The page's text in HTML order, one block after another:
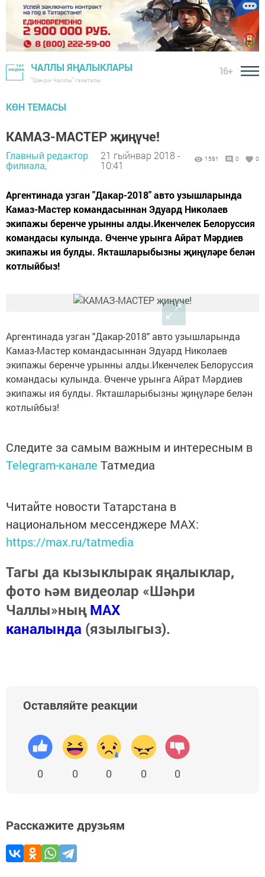
ЧАЛЛЫ ЯҢАЛЫКЛАРЫ
"Шәһри Чаллы" газетасы
16+
КӨН ТЕМАСЫ
КАМАЗ-МАСТЕР җиңүче!
Главный редактор
филиала,
21 гыйнвар 2018 -
10:41
1581 0 0
Аргентинада узган "Дакар-2018" авто узышларында
Камаз-Мастер командасыннан Эдуард Николаев
экипажы беренче урынны алды.Икенчелек Белоруссия
командасы кулында. Өченче урынга Айрат Мәрдиев
экипажы ия булды. Якташларыбызны җиңүләре белән
котлыйбыз!
Аргентинада узган "Дакар-2018" авто узышларында
Камаз-Мастер командасыннан Эдуард Николаев
экипажы беренче урынны алды.Икенчелек Белоруссия
командасы кулында. Өченче урынга Айрат Мәрдиев
экипажы ия булды. Якташларыбызны җиңүләре белән
котлыйбыз!
Следите за самым важным и интересным в
Telegram-канале Татмедиа
Читайте новости Татарстана в
национальном мессенджере MАХ:
https://max.ru/tatmedia
Тагы да кызыклырак яңалыклар,
фото һәм видеолар «Шәһри
Чаллы»ныңMAX
каналында (язылыгыз).
Оставляйте реакции
0 0 0 0 0
Расскажите друзьям